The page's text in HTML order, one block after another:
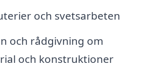
och svetsarbeten
och rådgivning om
och konstruktioner